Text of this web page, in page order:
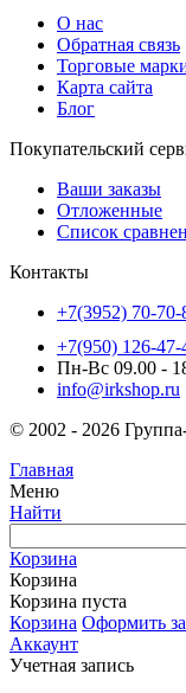
О нас
Обратная связь
Торговые
Карта сайта
Блог
Покупательский
Ваши заказы
Отложенные
Список
Контакты
+7(3952) 70-70-
+7(950) 126-47-
Пн-Вс 09.00 -
info@irkshop.ru
© 2002 - 2026
Главная
Меню
Найти
Корзина
Корзина
Корзина пуста
Корзина Оформить
Аккаунт
Учетная запись